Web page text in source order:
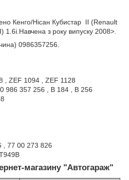
Кенго/Нісан Кубистар II (Renault
з року випуску 2008>.
0986357256.
, ZEF 1094 , ZEF 1128
986 357 256 , B 184 , B 256
, 77 00 273 826
магазину "Автогараж"